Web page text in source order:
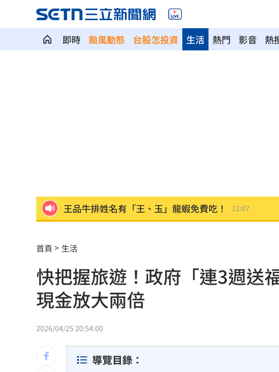
即時 颱風動態 台股怎投資 熱門 影音 熱
生活
王品牛排姓名有「王、玉」龍蝦免費吃！ 12:07
新／水電工施工不慎！電梯井墜落重傷昏迷
不靠交友軟體…難找另一半？過來人給解答 12:00
龜速白海豚颱風！外圍環流影響足足48小時
模擬戰時護送 賴清德參演萬鈞計劃畫面曝
禾浩辰受極刑逼供 滿臉鮮血頭遭塞水池 11:55
首頁 生活
快把握旅遊！政府「連3週
現金放大兩倍
2026/04/25 20:54:00
導覽目錄：